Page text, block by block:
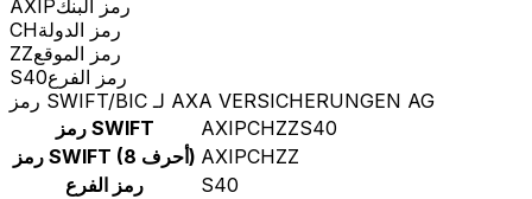
AXIPرمز البنك
CHرمز الدولة
ZZرمز الموقع
S40رمز الفرع
رمز SWIFT/BIC لـ AXA VERSICHERUNGEN AG
رمز SWIFT
AXIPCHZZS40
رمز SWIFT (8 أحرف) AXIPCHZZ
رمز الفرع
S40